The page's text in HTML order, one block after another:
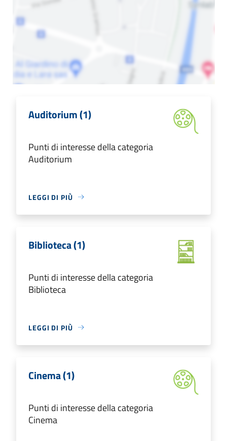
Auditorium (1)
Punti di interesse della categoria
Auditorium
LEGGI DI PIÙ
Biblioteca (1)
Punti di interesse della categoria
Biblioteca
LEGGI DI PIÙ
Cinema (1)
Punti di interesse della categoria
Cinema